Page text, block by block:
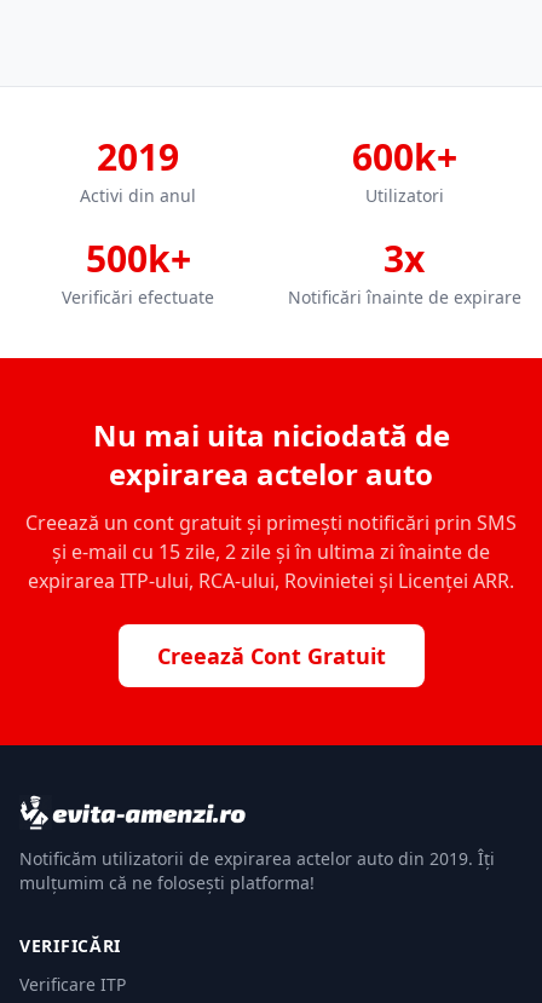
2019
Activi din anul
600k+
Utilizatori
500k+
Verificări efectuate
3x
Notificări înainte de expirare
Nu mai uita niciodată de
expirarea actelor auto
Creează un cont gratuit și primești notificări prin SMS
și e-mail cu 15 zile, 2 zile și în ultima zi înainte de
expirarea ITP-ului, RCA-ului, Rovinietei și Licenței ARR.
Creează Cont Gratuit
Notificăm utilizatorii de expirarea actelor auto din 2019. Îți
mulțumim că ne folosești platforma!
VERIFICĂRI
Verificare ITP